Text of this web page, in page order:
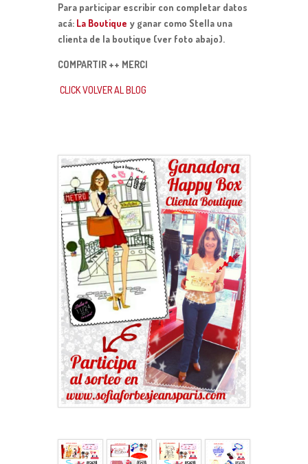
Para participar escribir con completar datos
acá: La Boutique y ganar como Stella una
clienta de la boutique (ver foto abajo).
COMPARTIR ++ MERCI
CLICK VOLVER AL BLOG